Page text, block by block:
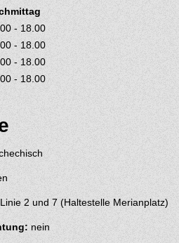
- 18.00
- 18.00
- 18.00
- 18.00
2 und 7 (Haltestelle Merianplatz)
nein